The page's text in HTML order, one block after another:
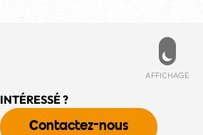
INTÉRESSÉ ?
Contactez-nous
AFFICHAGE